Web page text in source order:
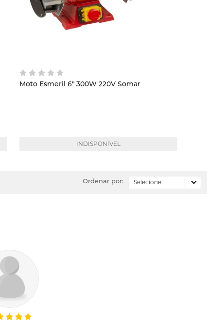
Moto Esmeril 6" 300W 220V Somar
INDISPONÍVEL
Ordenar por: